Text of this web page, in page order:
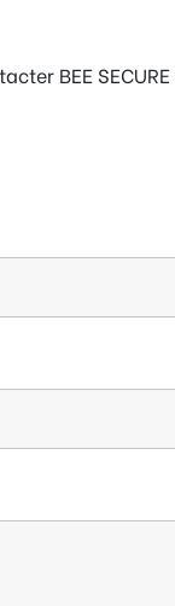
BEE